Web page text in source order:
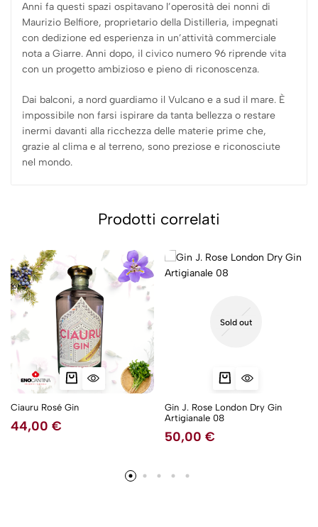
Anni fa questi spazi ospitavano l’operosità dei nonni di
Maurizio Belfiore, proprietario della Distilleria, impegnati
con dedizione ed esperienza in un’attività commerciale
nota a Giarre. Anni dopo, il civico numero 96 riprende vita
con un progetto ambizioso e pieno di riconoscenza.
Dai balconi, a nord guardiamo il Vulcano e a sud il mare. È
impossibile non farsi ispirare da tanta bellezza o restare
inermi davanti alla ricchezza delle materie prime che,
grazie al clima e al terreno, sono preziose e riconosciute
nel mondo.
Prodotti correlati
Ciauru Rosé Gin
44,00 €
Sold out
Gin J. Rose London Dry Gin
Artigianale 08
50,00 €